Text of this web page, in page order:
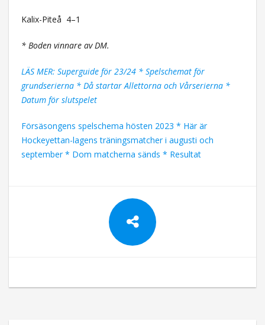
Kalix-Piteå 4–1
* Boden vinnare av DM.
LÄS MER: Superguide för 23/24 * Spelschemat för
grundserierna * Då startar Allettorna och Vårserierna *
Datum för slutspelet
Försäsongens spelschema hösten 2023 * Här är
Hockeyettan-lagens träningsmatcher i augusti och
september * Dom matcherna sänds * Resultat